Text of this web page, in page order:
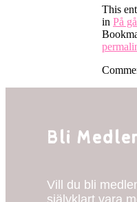
This
in På
Bli
Vill du bli